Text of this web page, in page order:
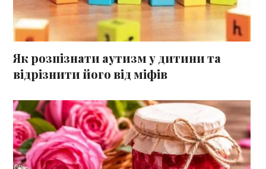
Як розпізнати аутизм у дитини та
відрізнити його від міфів